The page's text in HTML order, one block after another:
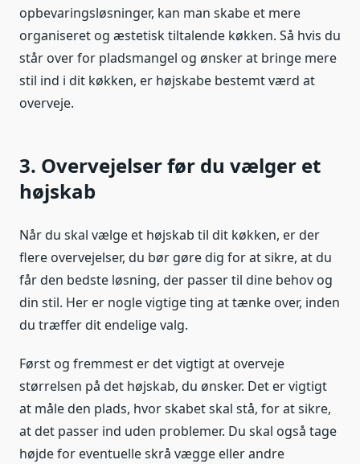
opbevaringsløsninger, kan man skabe et mere
organiseret og æstetisk tiltalende køkken. Så hvis du
står over for pladsmangel og ønsker at bringe mere
stil ind i dit køkken, er højskabe bestemt værd at
overveje.
3. Overvejelser før du vælger et
højskab
Når du skal vælge et højskab til dit køkken, er der
flere overvejelser, du bør gøre dig for at sikre, at du
får den bedste løsning, der passer til dine behov og
din stil. Her er nogle vigtige ting at tænke over, inden
du træffer dit endelige valg.
Først og fremmest er det vigtigt at overveje
størrelsen på det højskab, du ønsker. Det er vigtigt
at måle den plads, hvor skabet skal stå, for at sikre,
at det passer ind uden problemer. Du skal også tage
højde for eventuelle skrå vægge eller andre